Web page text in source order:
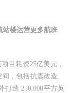
站楼运营更多航班
目耗资25亿美元，
，包括抗震改造、
打造 250,000平方英